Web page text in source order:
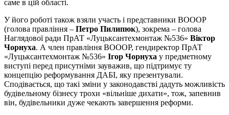
саме в цій області.
У його роботі також взяли участь і представники ВОООР
(голова правління – Петро Пилипюк), зокрема – голова
Наглядової ради ПрАТ «Луцьксантехмонтаж №536» Віктор
Чорнуха. А член правління ВОООР, гендиректор ПрАТ
«Луцьксантехмонтаж №536» Ігор Чорнуха у предметному
виступі перед присутніми зауважив, що підтримує ту
концепцію реформування ДАБІ, яку презентували.
Сподівається, що такі зміни у законодавстві дадуть можливість
будівельному бізнесу трохи «вільніше дихати», тож, запевнив
він, будівельники дуже чекають завершення реформи.